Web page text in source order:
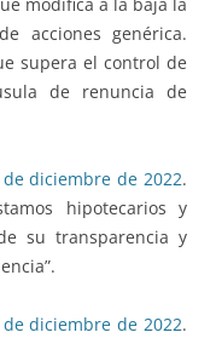
modifica a la baja la
acciones genérica.
supera el control de
de renuncia de
de diciembre de 2022.
hipotecarios y
su transparencia y
de diciembre de 2022.